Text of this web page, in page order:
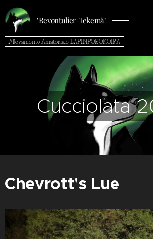
"Revontulien Tekemä"
Allevamento Amatoriale LAPINPOROKOIRA
Cucciolata
Chevrott's Lue